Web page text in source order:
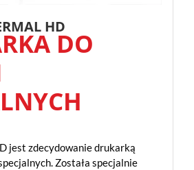
HD
DO
jest zdecydowanie drukarką
Została specjalnie